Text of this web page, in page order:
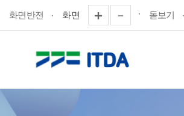
화면반전 화면 돋보기